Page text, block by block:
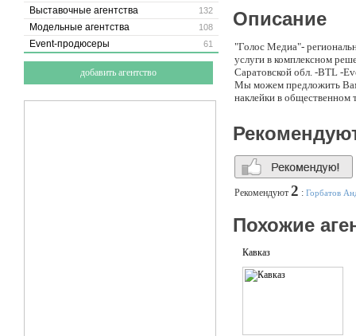
132
Выставочные агентства
108
Модельные агентства
61
Event-продюсеры
добавить агентство
Описание
"Голос Медиа"-
услуги в комплексном
Саратовской обл. -BTL -
Мы можем предложить
наклейки в общественном
Рекомендуют 2 : Горбатов
Похожие
Кавказ